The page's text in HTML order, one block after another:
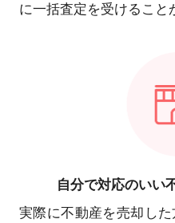
に一括査定を受けること
自分で対応のいい
実際に不動産を売却し